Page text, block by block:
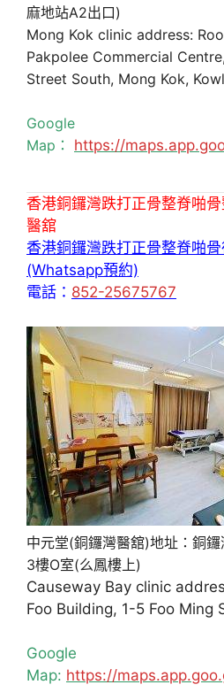
麻地站A2出口)
Mong Kok clinic address:
Pakpolee Commercial
Street South, Mong Kok,
Google
Map： https://
香港銅鑼灣跌打正骨整脊啪
醫舘
香港銅鑼灣跌打正骨整脊啪
(Whatsapp預約)
電話： 852-25675767
中元堂(銅鑼灣醫舘)地址：銅
3樓O室(么鳳樓上)
Causeway Bay clinic
Foo Building, 1-5 Foo Ming
Google
Map: https://